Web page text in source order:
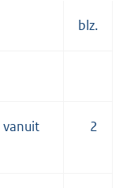
blz.
vanuit
2